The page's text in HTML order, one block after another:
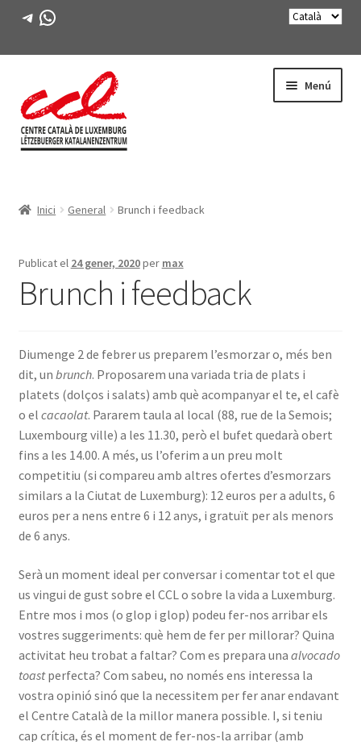
Telegram
WhatsApp
navegació
al
contingut
Menú
ACTIVITATS
CURSOS
FES-TE SOCI
INICIA SESSIÓ
Inici General Brunch i feedback
Publicat el 24 gener, 2020per max
Brunch i feedback
Diumenge 2 de febrer us preparem l’esmorzar o, més ben
dit, un brunch. Proposarem una variada tria de plats i
platets (dolços i salats) amb què acompanyar el te, el cafè
o el cacaolat. Pararem taula al local (88, rue de la Semois;
Luxembourg ville) a les 11.30, però el bufet quedarà obert
fins a les 14.00. A més, us l’oferim a un preu molt
competitiu (si compareu amb altres ofertes d’esmorzars
similars a la Ciutat de Luxemburg): 12 euros per a adults, 6
euros per a nens entre 6 i 12 anys, i gratuït per als menors
de 6 anys.
Serà un moment ideal per conversar i comentar tot el que
us vingui de gust sobre el CCL o sobre la vida a Luxemburg.
Entre mos i mos (o glop i glop) podeu fer-nos arribar els
vostres suggeriments: què hem de fer per millorar? Quina
activitat heu trobat a faltar? Com es prepara una alvocado
toastperfecta? Com sabeu, no només ens interessa la
vostra opinió sinó que la necessitem per fer anar endavant
el Centre Català de la millor manera possible. I, si teniu
cap crítica, és el moment de fer-nos-la arribar (amb